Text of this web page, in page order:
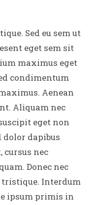
Sed eu sem ut
eget sem sit
maximus eget
condimentum
Aenean
Aliquam nec
eget non
dapibus
cursus nec
Donec nec
tristique. Interdum
ipsum primis in